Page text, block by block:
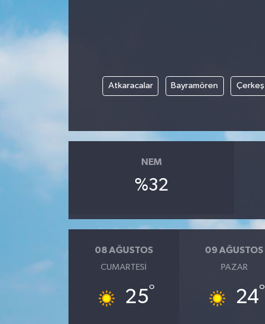
Atkaracalar Bayramören Çerkeş
NEM
%32
08 AĞUSTOS
CUMARTESI
25°
09 AĞUSTOS
PAZAR
24°